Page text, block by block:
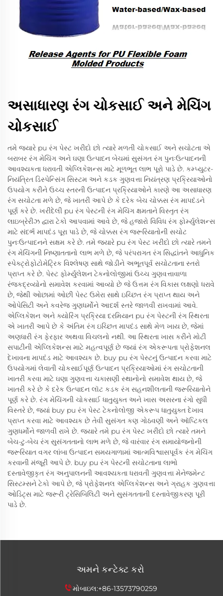
અસાધારણ રંગ ચોકસાઈ અને મેચિંગ
ચોકસાઈ
તમે જ્યારે pu રંગ પેસ્ટ ખરીદો છો ત્યારે મળતી ચોકસાઈ અને સચોટતા એ
બરાબર રંગ મેચિંગ અને ઘણા ઉત્પાદન બેચમાં સુસંગત રંગ પુનઃઉત્પાદનની
આવશ્યકતા ધરાવતી એપ્લિકેશન્સ માટે મૂળભૂત લાભ પૂરો પાડે છે. કમ્પ્યુટર-
નિયંત્રિત ડિસ્પેન્સિંગ સિસ્ટમ અને કડક ગુણવત્તા નિયંત્રણ પ્રક્રિયાઓનો
ઉપયોગ કરીને ઉચ્ચ સ્તરની ઉત્પાદન પ્રક્રિયાઓને કારણે આ અસાધારણ
રંગ સચોટતા મળે છે, જે ખાતરી આપે છે કે દરેક બેચ ચોક્કસ રંગ માપદંડને
પૂર્ણ કરે છે. ખરીદેલી pu રંગ પેસ્ટની રંગ મેચિંગ ક્ષમતાને વિસ્તૃત રંગ
લાઇબ્રેરીઝ દ્વારા ટેકો આપવામાં આવે છે, જે હજારો વિવિધ રંગ ફોર્મ્યુલેશન્સ
માટે સંદર્ભ માપદંડ પૂરા પાડે છે, જે ચોક્કસ રંગ જરૂરિયાતોની સચોટ
પુનઃઉત્પાદનને સક્ષમ કરે છે. તમે જ્યારે pu રંગ પેસ્ટ ખરીદો છો ત્યારે તમને
રંગ મેચિંગની નિષ્ણાતતાનો લાભ મળે છે, જે પરંપરાગત રંગ સિદ્ધાંતને આધુનિક
સ્પેક્ટ્રોફોટોમેટ્રિક વિશ્લેષણ સાથે જોડીને અભૂતપૂર્વ સચોટતાના સ્તરો
પ્રાપ્ત કરે છે. પેસ્ટ ફોર્મ્યુલેશન ટેકનોલોજીમાં ઉચ્ચ ગુણવત્તાવાળા
રંજકદ્રવ્યોનો સમાવેશ કરવામાં આવ્યો છે જે ઉત્તમ રંગ વિકાસ લક્ષણો ધરાવે
છે, જેથી ઓછામાં ઓછી પેસ્ટ ઉમેરા સાથે ઇચ્છિત રંગ પ્રાપ્ત થાય અને
ઓપેસિટી અને કવરેજ ગુણધર્મોને આદર્શ સ્તરે જાળવી રાખવામાં આવે.
એપ્લિકેશન અને ક્યોરિંગ પ્રક્રિયા દરમિયાન pu રંગ પેસ્ટની રંગ સ્થિરતા
એ ખાતરી આપે છે કે અંતિમ રંગ ઇચ્છિત માપદંડ સાથે મેળ ખાય છે, જેમાં
અણધારી રંગ ફેરફાર અથવા વિચલનો નથી. આ સ્થિરતા ખાસ કરીને મોટી
સપાટીની એપ્લિકેશન્સ માટે મહત્વપૂર્ણ છે જ્યાં રંગ એકરૂપતા પ્રોફેશનલ
દેખાવના માપદંડ માટે આવશ્યક છે. buy pu રંગ પેસ્ટનું ઉત્પાદન કરવા માટે
ઉપયોગમાં લેવાતી ચોકસાઈપૂર્ણ ઉત્પાદન પ્રક્રિયાઓમાં રંગ સચોટતાની
ખાતરી કરવા માટે ઘણા ગુણવત્તા ચકાસણી સ્થાનોનો સમાવેશ થાય છે, જે
ખાતરી કરે છે કે દરેક ઉત્પાદન લૉટ કડક રંગ સહનશીલતાની જરૂરિયાતોને
પૂર્ણ કરે છે. રંગ મેચિંગની ચોકસાઈ ધાતુયુક્ત અને ખાસ અસરના રંગો સુધી
વિસ્તરે છે, જ્યાં buy pu રંગ પેસ્ટ ટેકનોલોજી એકરૂપ ધાતુયુક્ત દેખાવ
પ્રાપ્ત કરવા માટે આવશ્યક છે તેવી સુસંગત કણ ગોઠવણી અને ઑપ્ટિકલ
ગુણધર્મોને જાળવી રાખે છે. જ્યારે તમે pu રંગ પેસ્ટ ખરીદો છો ત્યારે તમને
બેચ-ટુ-બેચ રંગ સુસંગતતાનો લાભ મળે છે, જે વારંવાર રંગ સમાયોજનોની
જરૂરિયાત વગર લાંબા ઉત્પાદન સમયગાળામાં આત્મવિશ્વાસપૂર્વક રંગ મેચિંગ
કરવાની મંજૂરી આપે છે. buy pu રંગ પેસ્ટની સચોટતાના લાભો
દસ્તાવેજીકૃત રંગ અનુપાલનની આવશ્યકતા ધરાવતી ગુણવત્તા મેનેજમેન્ટ
સિસ્ટમ્સને ટેકો આપે છે, જે પ્રોફેશનલ એપ્લિકેશન્સ અને ગ્રાહક ગુણવત્તા
ઓડિટ્સ માટે જરૂરી ટ્રેસિબિલિટી અને સુસંગતતાની દસ્તાવેજીકરણ પૂરી
પાડે છે.
અમને કન્ટેક્ટ કરો
મોબાઇલ:+86-13573790259